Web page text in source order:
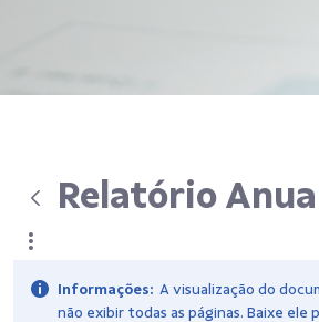
Relatório
Informações: A visualização do
não exibir todas as páginas. Baixe ele